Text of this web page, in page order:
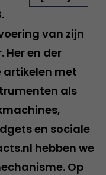
van zijn
en der
artikelen met
als
en sociale
hebben we
Op